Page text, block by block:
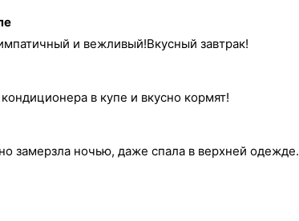
и вежливый!Вкусный завтрак!
в купе и вкусно кормят!
замерзла ночью, даже спала в верхней одежде.